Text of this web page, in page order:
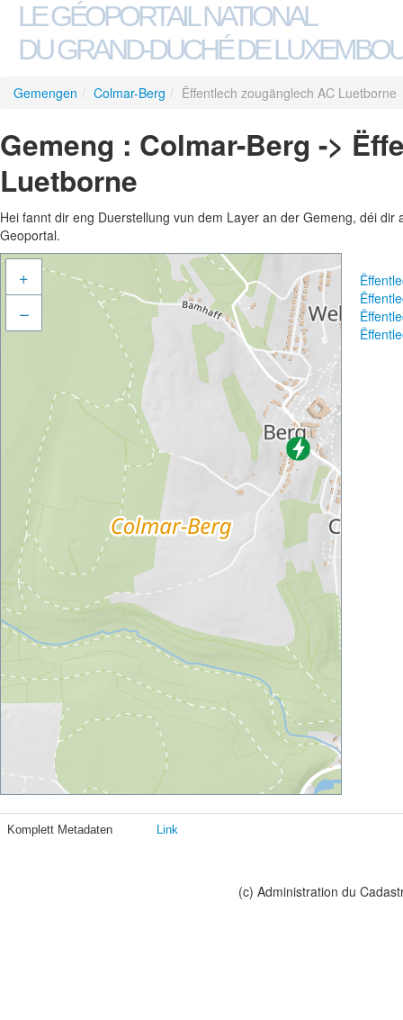
LE GÉOPORTAIL NATIONAL
DU GRAND-DUCHÉ DE
Gemengen / Colmar-Berg / Ëffentlech zougänglech AC Luetborne
Gemeng : Colmar-Berg ->
Luetborne
Hei fannt dir eng Duerstellung vun dem Layer an der Gemeng, déi
Geoportal.
+
–
Komplett Metadaten Link
(c) Administration du